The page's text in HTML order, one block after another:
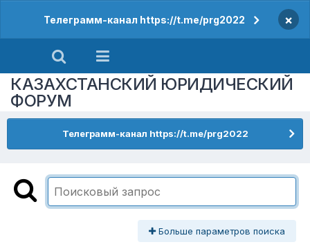
Телеграмм-канал https://t.me/prg2022 ×
КАЗАХСТАНСКИЙ ЮРИДИЧЕСКИЙ
ФОРУМ
Телеграмм-канал https://t.me/prg2022
Больше параметров поиска